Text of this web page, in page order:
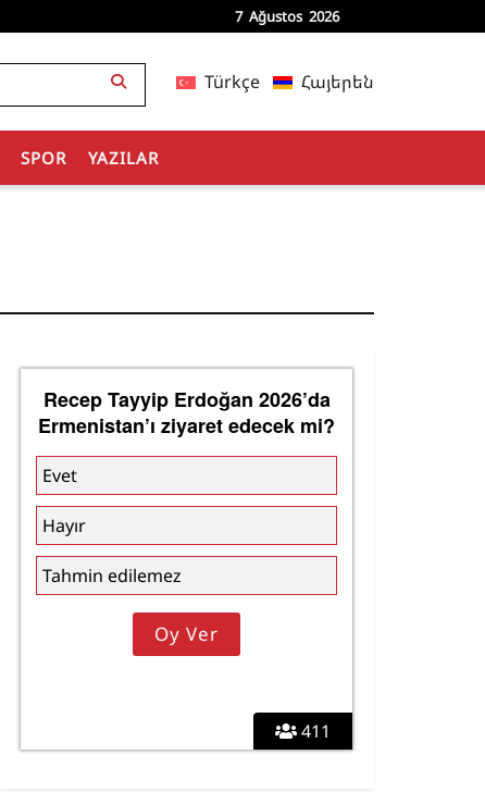
7 Ağustos 2026
Türkçe Հայերեն
SPOR YAZILAR
411
Recep Tayyip Erdoğan 2026’da
Ermenistan’ı ziyaret edecek mi?
Evet
Hayır
Tahmin edilemez